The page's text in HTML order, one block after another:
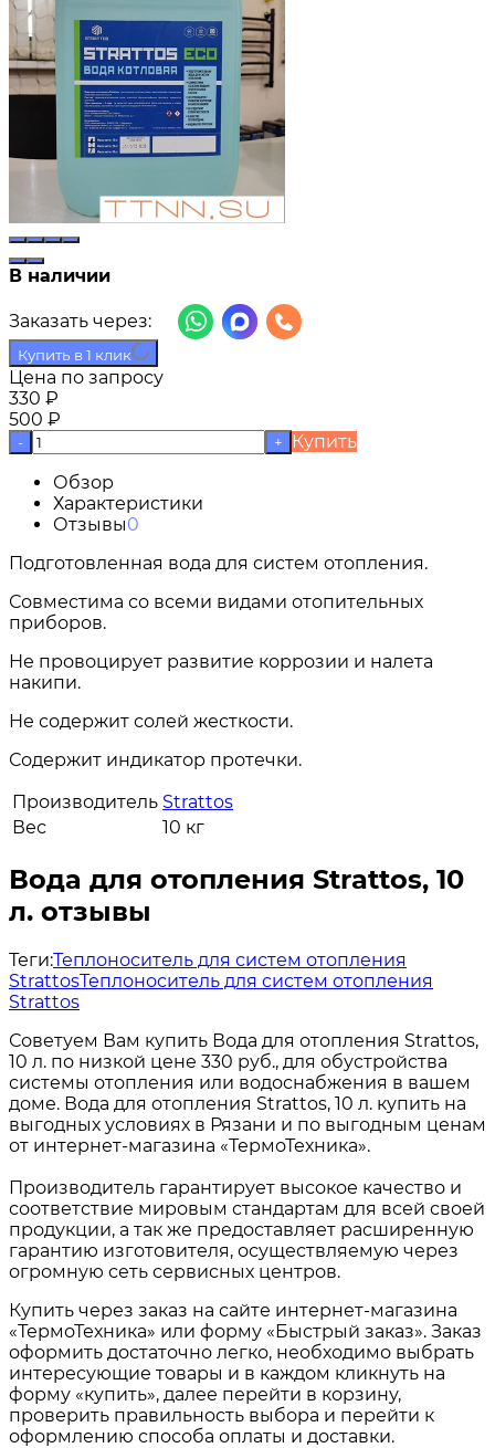
В наличии
Заказать через:
Купить в 1 клик
Цена по запросу
330 ₽
500 ₽
- +
Купить
Обзор
Характеристики
Отзывы0
Подготовленная вода для систем отопления.
Совместима со всеми видами отопительных
приборов.
Не провоцирует развитие коррозии и налета
накипи.
Не содержит солей жесткости.
Содержит индикатор протечки.
Производитель Strattos
Вес
10 кг
Вода для отопления Strattos, 10
л. отзывы
Теги:Теплоноситель для систем отопления
StrattosТеплоноситель для систем отопления
Strattos
Советуем Вам купить Вода для отопления Strattos,
10 л. по низкой цене 330 руб., для обустройства
системы отопления или водоснабжения в вашем
доме. Вода для отопления Strattos, 10 л. купить на
выгодных условиях в Рязани и по выгодным ценам
от интернет-магазина «ТермоТехника».
Производитель гарантирует высокое качество и
соответствие мировым стандартам для всей своей
продукции, а так же предоставляет расширенную
гарантию изготовителя, осуществляемую через
огромную сеть сервисных центров.
Купить через заказ на сайте интернет-магазина
«ТермоТехника» или форму «Быстрый заказ». Заказ
оформить достаточно легко, необходимо выбрать
интересующие товары и в каждом кликнуть на
форму «купить», далее перейти в корзину,
проверить правильность выбора и перейти к
оформлению способа оплаты и доставки.